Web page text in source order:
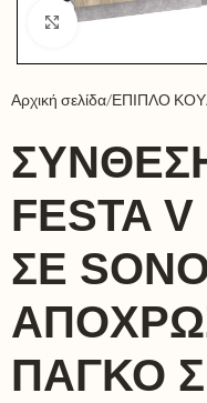
Click to enlarge
Αρχική σελίδα ΕΠΙΠΛΟ
FESTA
ΣΕ
ΠΆΓΚΟ